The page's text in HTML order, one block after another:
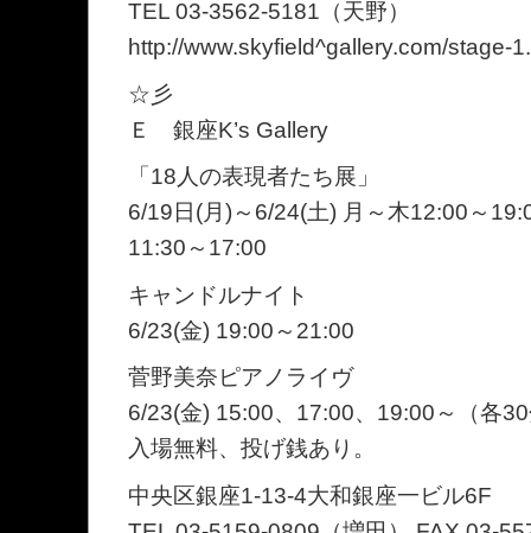
TEL 03-3562-5181（天野）
http://www.skyfield^gallery.com/stage-
☆彡
Ｅ 銀座K’s Gallery
「18人の表現者たち展」
6/19日(月)～6/24(土) 月～木12:00～
11:30～17:00
キャンドルナイト
6/23(金) 19:00～21:00
菅野美奈ピアノライヴ
6/23(金) 15:00、17:00、19:00～（各
入場無料、投げ銭あり。
中央区銀座1-13-4大和銀座一ビル6F